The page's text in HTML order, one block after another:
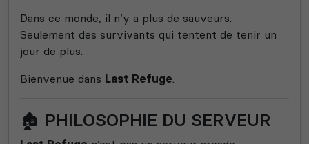
Dans ce monde, il n’y a plus de sauveurs.
Seulement des survivants qui tentent de tenir un
jour de plus.
Bienvenue dans Last Refuge.
🏚️ PHILOSOPHIE DU SERVEUR